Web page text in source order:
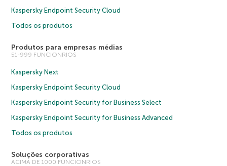
Kaspersky Endpoint Security Cloud
Todos os produtos
Produtos para empresas médias
51-999 FUNCIONRIOS
Kaspersky Next
Kaspersky Endpoint Security Cloud
Kaspersky Endpoint Security for Business Select
Kaspersky Endpoint Security for Business Advanced
Todos os produtos
Soluções corporativas
ACIMA DE 1000 FUNCIONRIOS